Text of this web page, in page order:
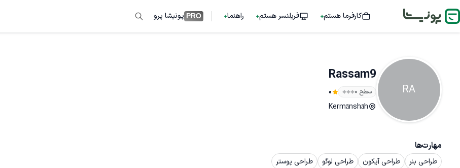
کارفرما هستم فریلنسر هستم راهنما PRO پونیشا پرو
RA
Rassam9
سطح ۰ 0
Kermānshāh
مهارت‌ها
طراحی بنر طراحی آیکون طراحی لوگو طراحی پوستر